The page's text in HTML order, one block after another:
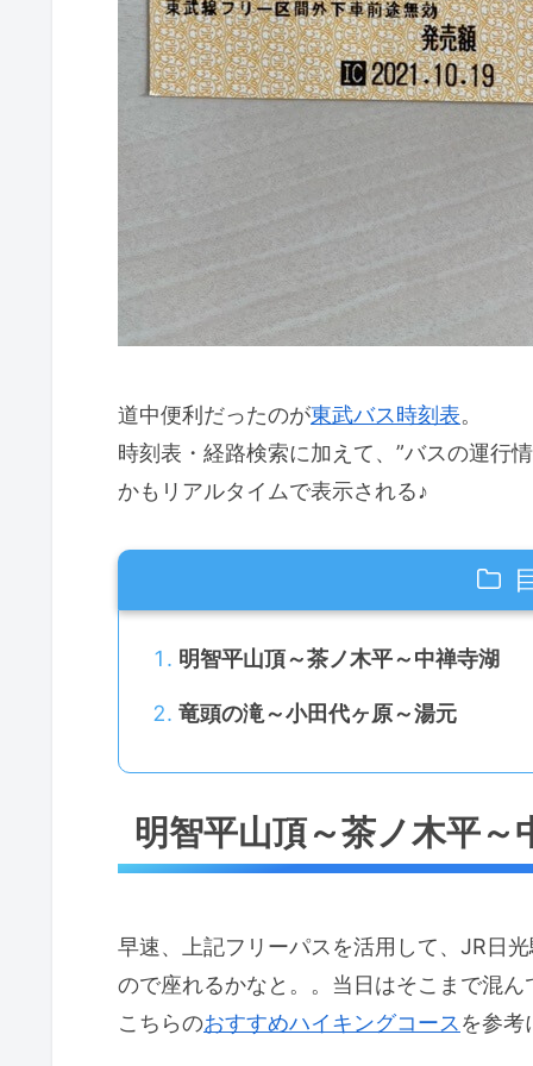
道中便利だったのが東武バス時刻表。
時刻表・経路検索に加えて、”バスの運行
かもリアルタイムで表示される♪
明智平山頂～茶ノ木平～中禅寺湖
竜頭の滝～小田代ヶ原～湯元
明智平山頂～茶ノ木平～
早速、上記フリーパスを活用して、JR日
ので座れるかなと。。当日はそこまで混
こちらのおすすめハイキングコース を参考